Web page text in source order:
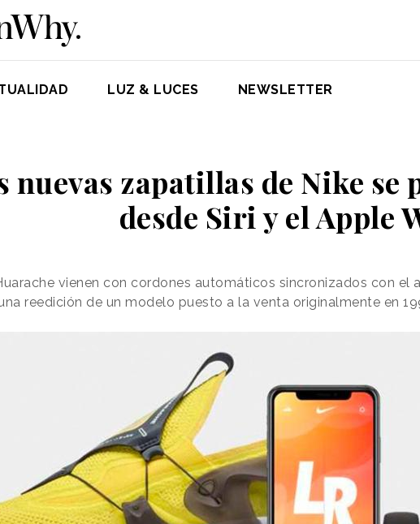
LUZ & LUCES NEWSLETTER
nuevas zapatillas de Nike
desde Siri y el Apple
vienen con cordones automáticos sincronizados con el
reedición de un modelo puesto a la venta originalmente en